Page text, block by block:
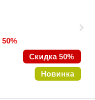
50%
Скидка 50%
Новинка